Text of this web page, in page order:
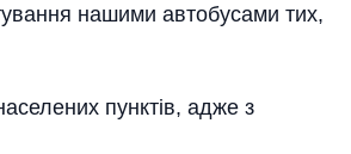
нашими автобусами тих,
пунктів, адже з